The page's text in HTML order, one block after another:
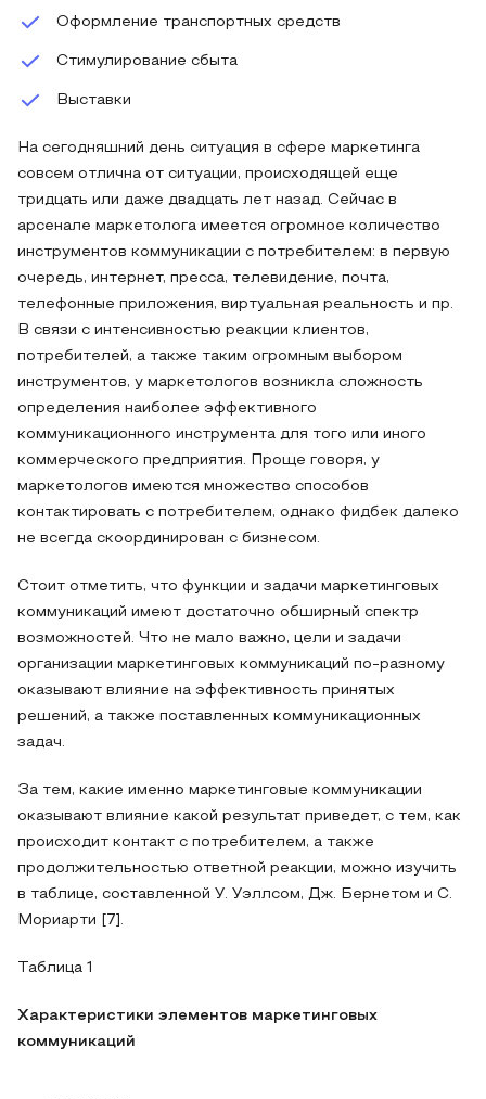
Оформление транспортных средств
Стимулирование сбыта
Выставки
На сегодняшний день ситуация в сфере маркетинга
совсем отлична от ситуации, происходящей еще
тридцать или даже двадцать лет назад. Сейчас в
арсенале маркетолога имеется огромное количество
инструментов коммуникации с потребителем: в первую
очередь, интернет, пресса, телевидение, почта,
телефонные приложения, виртуальная реальность и пр.
В связи с интенсивностью реакции клиентов,
потребителей, а также таким огромным выбором
инструментов, у маркетологов возникла сложность
определения наиболее эффективного
коммуникационного инструмента для того или иного
коммерческого предприятия. Проще говоря, у
маркетологов имеются множество способов
контактировать с потребителем, однако фидбек далеко
не всегда скоординирован с бизнесом.
Стоит отметить, что функции и задачи маркетинговых
коммуникаций имеют достаточно обширный спектр
возможностей. Что не мало важно, цели и задачи
организации маркетинговых коммуникаций по-разному
оказывают влияние на эффективность принятых
решений, а также поставленных коммуникационных
задач.
За тем, какие именно маркетинговые коммуникации
оказывают влияние какой результат приведет, с тем, как
происходит контакт с потребителем, а также
продолжительностью ответной реакции, можно изучить
в таблице, составленной У. Уэллсом, Дж. Бернетом и С.
Мориарти [7].
Таблица 1
Характеристики элементов маркетинговых
коммуникаций